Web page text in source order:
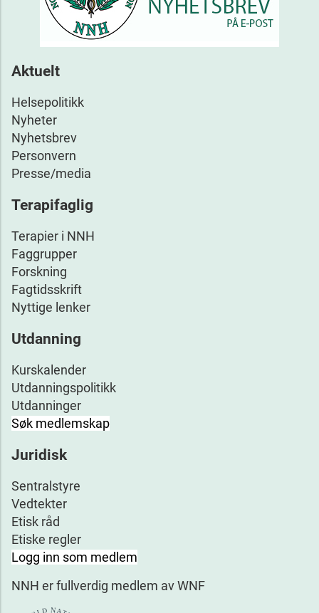
Aktuelt
Helsepolitikk
Nyheter
Nyhetsbrev
Personvern
Presse/media
Terapifaglig
Terapier i NNH
Faggrupper
Forskning
Fagtidsskrift
Nyttige lenker
Utdanning
Kurskalender
Utdanningspolitikk
Utdanninger
Søk medlemskap
Juridisk
Sentralstyre
Vedtekter
Etisk råd
Etiske regler
Logg inn som medlem
NNH er fullverdig medlem av WNF